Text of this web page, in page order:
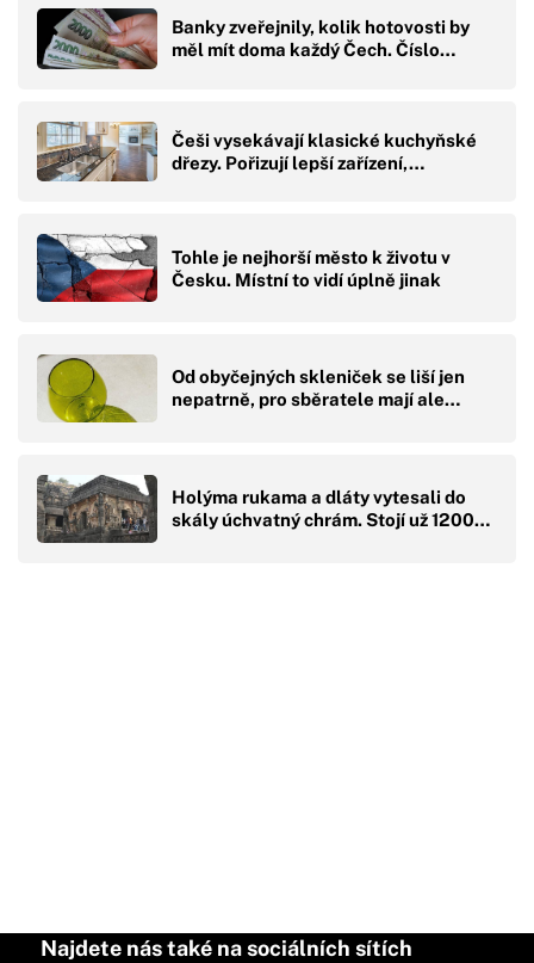
Banky zveřejnily, kolik hotovosti by
měl mít doma každý Čech. Číslo…
Češi vysekávají klasické kuchyňské
dřezy. Pořizují lepší zařízení,…
Tohle je nejhorší město k životu v
Česku. Místní to vidí úplně jinak
Od obyčejných skleniček se liší jen
nepatrně, pro sběratele mají ale…
Holýma rukama a dláty vytesali do
skály úchvatný chrám. Stojí už 1200…
Najdete nás také na sociálních sítích